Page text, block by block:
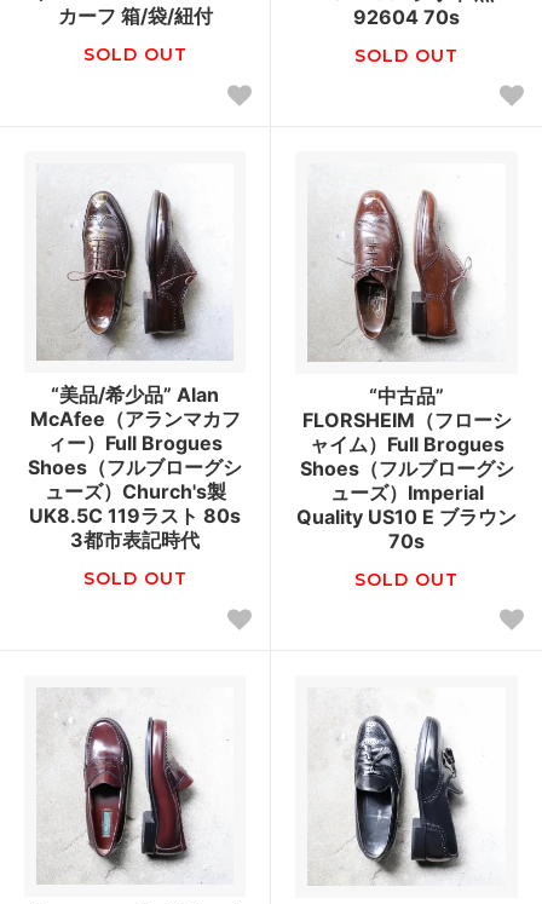
カーフ 箱/袋/紐付
SOLD OUT
92604 70s
SOLD OUT
“美品/希少品” Alan
McAfee（アランマカフ
ィー）Full Brogues
Shoes（フルブローグシ
ューズ）Church's製
UK8.5C 119ラスト 80s
3都市表記時代
SOLD OUT
“中古品”
FLORSHEIM（フローシ
ャイム）Full Brogues
Shoes（フルブローグシ
ューズ）Imperial
Quality US10 E ブラウン
70s
SOLD OUT